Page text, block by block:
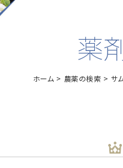
薬
ホーム 農薬の検索 サ